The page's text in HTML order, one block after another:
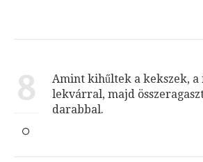
8
Amint kihűltek a kekszek,
lekvárral, majd
darabbal.